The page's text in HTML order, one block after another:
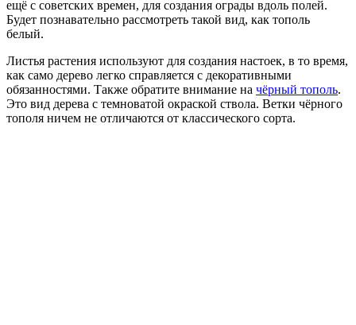
ещё с советских времен, для создания ограды вдоль полей.
Будет познавательно рассмотреть такой вид, как тополь
белый.
Листья растения используют для создания настоек, в то время,
как само дерево легко справляется с декоративными
обязанностями. Также обратите внимание на чёрный тополь.
Это вид дерева с темноватой окраской ствола. Ветки чёрного
тополя ничем не отличаются от классического сорта.